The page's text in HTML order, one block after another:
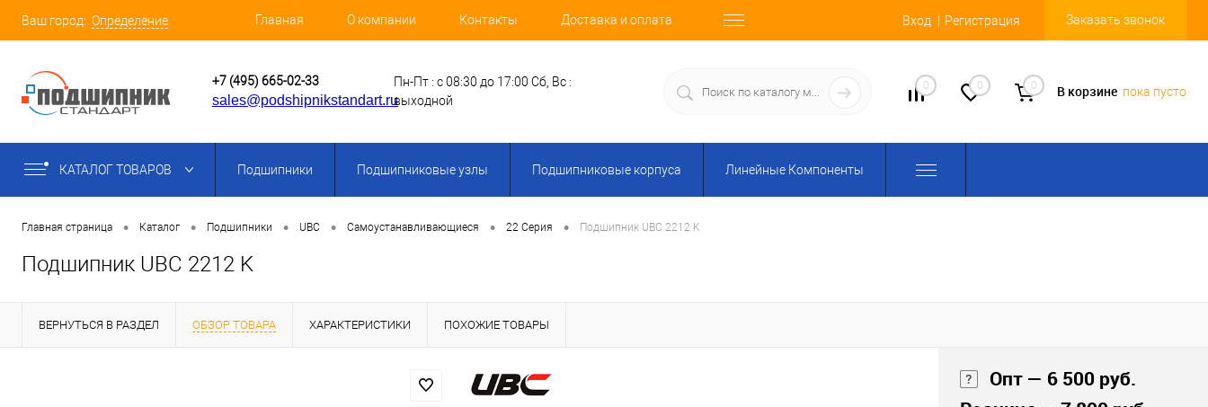
Ваш город: Определение Главная О компании Контакты Доставка и оплата Вход Регистрация Заказать звонок
+7 (495) 665-02-33
sales@podshipnikstandart.ru
Пн-Пт : с 08:30 до 17:00 Сб, Вс :
выходной
0 0 0 В корзине пока пусто
КАТАЛОГ ТОВАРОВ Подшипники Подшипниковые узлы Подшипниковые корпуса Линейные Компоненты
Главная страница • Каталог • Подшипники • UBC • Самоустанавливающиеся • 22 Серия • Подшипник UBC 2212 K
Подшипник UBC 2212 K
ВЕРНУТЬСЯ В РАЗДЕЛ ОБЗОР ТОВАРА ХАРАКТЕРИСТИКИ ПОХОЖИЕ ТОВАРЫ
Опт — 6 500 руб.